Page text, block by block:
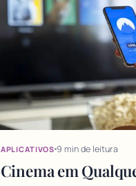
APLICATIVOS 9 min de leitura
Cinema em